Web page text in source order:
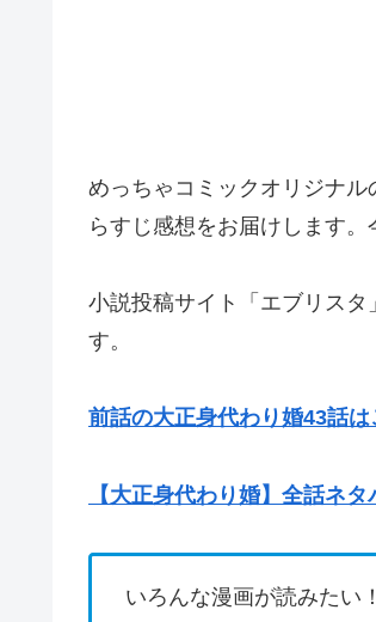
めっちゃコミックオリジナ
らすじ感想をお届けします。
小説投稿サイト「エブリス
す。
前話の大正身代わり婚43話
【大正身代わり婚】全話ネ
いろんな漫画が読みたい